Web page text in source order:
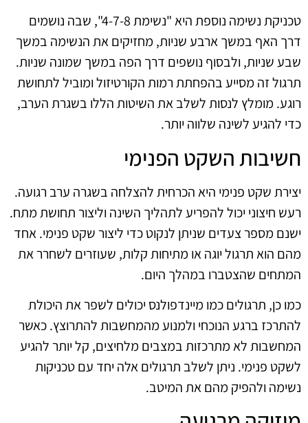
טכניקת נשימה נוספת היא "נשימת 4-7-8", שבה נושמים
דרך האף במשך ארבע שניות, מחזיקים את הנשימה במשך
שבע שניות, ולבסוף נושפים דרך הפה במשך שמונה שניות.
תרגול זה מסייע בהפחתת רמות הקורטיזול ומוביל לתחושת
רוגע. מומלץ לנסות לשלב את השיטות הללו בשגרת הערב,
כדי להגיע לשינה שלווה יותר.
חשיבות השקט הפנימי
יצירת שקט פנימי היא הכרחית להצלחה בשגרה ערב רגועה.
רעש חיצוני יכול להפריע לתהליך השינה וליצור תחושת מתח.
ישנם מספר צעדים שניתן לנקוט כדי ליצור שקט פנימי. אחד
מהם הוא תרגול יוגה או מתיחות קלות, שעוזרים לשחרר את
המתחים שהצטברו במהלך היום.
כמו כן, תרגולים כמו מיינדפולנס יכולים לשפר את היכולת
להתרכז ברגע הנוכחי ולמנוע מהמחשבות להתרוצץ. כאשר
המחשבות לא מתרכזות במצבים מלחיצים, קל יותר להגיע
לשקט פנימי. ניתן לשלב תרגולים אלה יחד עם טכניקות
נשימה ולהפיק מהם את המיטב.